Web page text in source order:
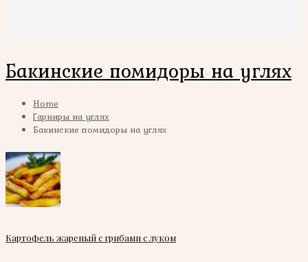
Бакинские помидоры на углях
Home
Гарниры на углях
Бакинские помидоры на углях
Картофель жареный с грибами с луком